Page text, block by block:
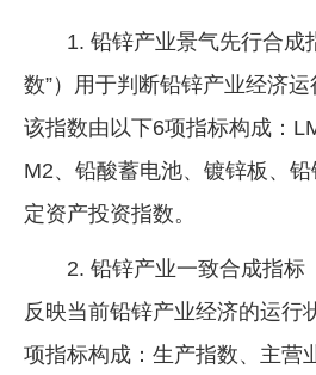
1. 铅锌产业景气先行合成
数”）用于判断铅锌产业经济运
该指数由以下6项指标构成：
M2、铅酸蓄电池、镀锌板、
定资产投资指数。
2. 铅锌产业一致合成指标
反映当前铅锌产业经济的运行
项指标构成：生产指数、主营